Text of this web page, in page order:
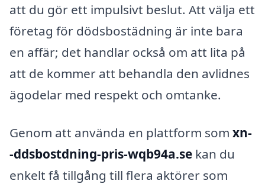
att du gör ett impulsivt beslut. Att välja ett
företag för dödsbostädning är inte bara
en affär; det handlar också om att lita på
att de kommer att behandla den avlidnes
ägodelar med respekt och omtanke.
Genom att använda en plattform som xn-
-ddsbostdning-pris-wqb94a.se kan du
enkelt få tillgång till flera aktörer som